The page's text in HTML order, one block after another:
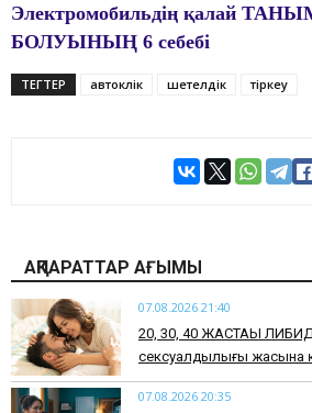
Электромобильдің қалай
БОЛУЫНЫҢ 6 себебі
ТЕГТЕР автокөлік шетелдік тіркеу
АҚПАРАТТАР АҒЫМЫ
07.08.2026 21:40
​20, 30, 40 ЖАСТАҒЫ
сексуалдылығы жасына
07.08.2026 20:35